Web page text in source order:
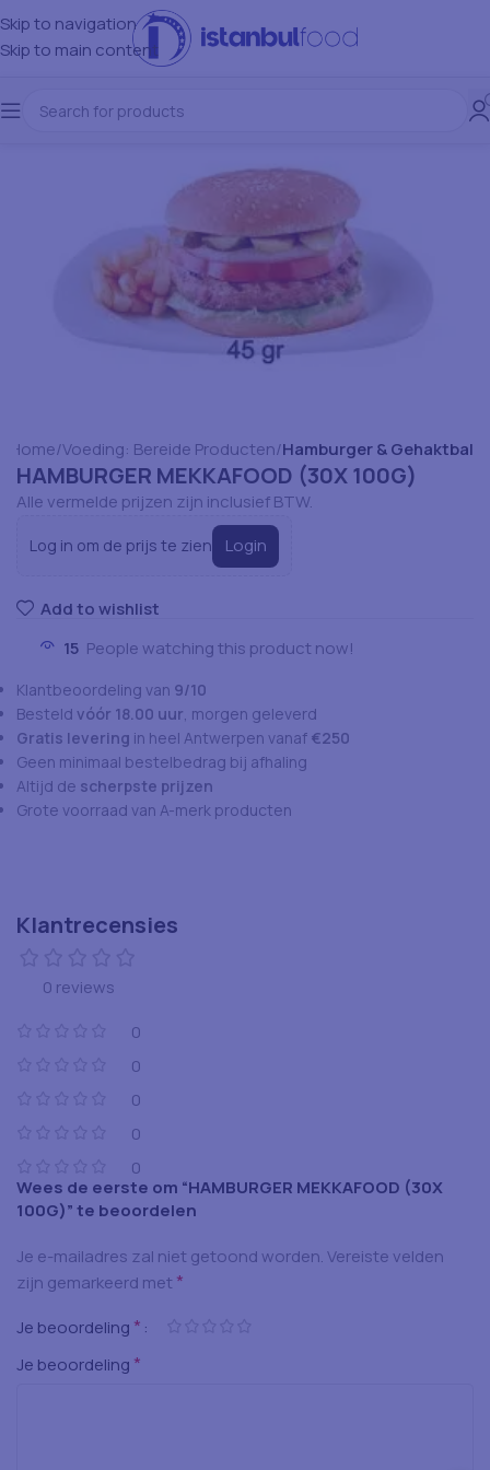
Skip to navigation
Skip to main content
Home Voeding: Bereide Producten Hamburger & Gehaktbal
HAMBURGER MEKKAFOOD (30X 100G)
Alle vermelde prijzen zijn inclusief BTW.
Log in om de prijs te zien Login
Add to wishlist
15 People watching this product now!
Klantbeoordeling van 9/10
Besteld vóór 18.00 uur , morgen geleverd
Gratis levering in heel Antwerpen vanaf €250
Geen minimaal bestelbedrag bij afhaling
Altijd de scherpste prijzen
Grote voorraad van A-merk producten
Klantrecensies
0 reviews
0
0
0
0
0
Wees de eerste om “HAMBURGER MEKKAFOOD (30X
100G)” te beoordelen
Je e-mailadres zal niet getoond worden.Vereiste velden
zijn gemarkeerd met *
Je beoordeling *
Je beoordeling *